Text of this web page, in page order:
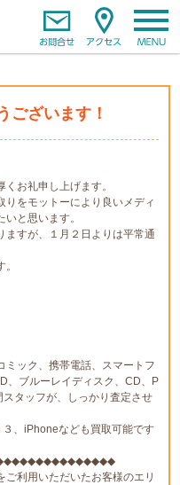
ざいます！
お礼申し上げます。
をモットーにより良いメディ
と思います。
ますが、１月２日よりは平常通
ミック、携帯電話、スマートフ
、ブルーレイディスク、CD、P
タッフが、しっかり査定させ
、iPhoneなども買取可能です
利用いただいたお客様のエリ